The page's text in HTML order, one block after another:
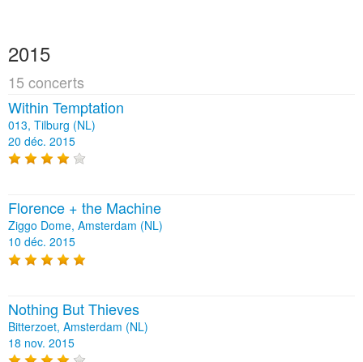
2015
15 concerts
Within Temptation
013, Tilburg (NL)
20 déc. 2015
Florence + the Machine
Ziggo Dome, Amsterdam (NL)
10 déc. 2015
Nothing But Thieves
Bitterzoet, Amsterdam (NL)
18 nov. 2015